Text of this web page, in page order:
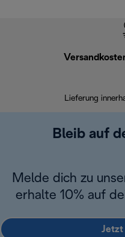
Lieferung
Bleib auf
Melde dich zu
erhalte 10% auf
Jetzt